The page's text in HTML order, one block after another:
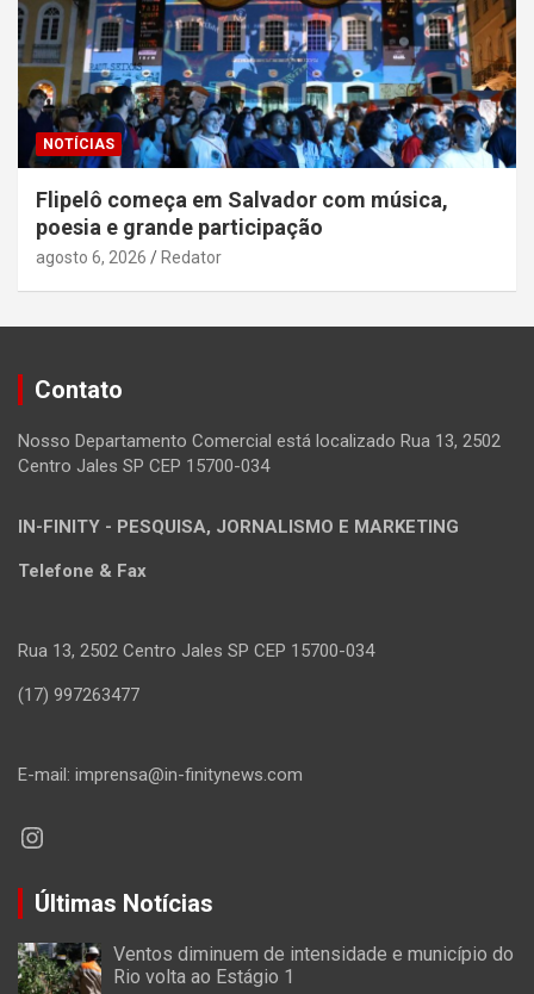
NOTÍCIAS
Flipelô começa em Salvador com música,
poesia e grande participação
agosto 6, 2026 Redator
Contato
Nosso Departamento Comercial está localizado Rua 13, 2502
Centro Jales SP CEP 15700-034
IN-FINITY - PESQUISA, JORNALISMO E MARKETING
Telefone & Fax
Rua 13, 2502 Centro Jales SP CEP 15700-034
(17) 997263477
E-mail: imprensa@in-finitynews.com
Instagram
Últimas Notícias
Ventos diminuem de intensidade e município do
Rio volta ao Estágio 1